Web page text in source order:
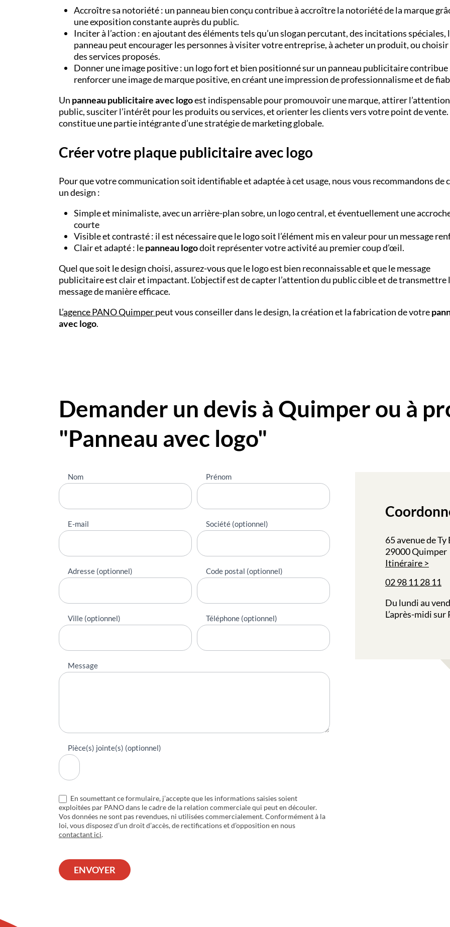
Accroître sa notoriété : un panneau bien conçu contribue à accroître la notoriété de la marque
une exposition constante auprès du public.
Inciter à l’action : en ajoutant des éléments tels qu’un slogan percutant, des incitations spéciales,
panneau peut encourager les personnes à visiter votre entreprise, à acheter un produit, ou
des services proposés.
Donner une image positive : un logo fort et bien positionné sur un panneau publicitaire contribue
renforcer une image de marque positive, en créant une impression de professionnalisme et de
Un panneau publicitaire avec logoest indispensable pour promouvoir une marque, attirer
public, susciter l’intérêt pour les produits ou services, et orienter les clients vers votre point de
constitue une partie intégrante d’une stratégie de marketing globale.
Créer votre plaque publicitaire avec logo
Pour que votre communication soit identifiable et adaptée à cet usage, nous vous recommandons de
un design :
Simple et minimaliste, avec un arrière-plan sobre, un logo central, et éventuellement une
courte
Visible et contrasté : il est nécessaire que le logo soit l’élément mis en valeur pour un message
Clair et adapté : lepanneau logodoit représenter votre activité au premier coup d’œil.
Quel que soit le design choisi, assurez-vous que le logo est bien reconnaissable et que le message
publicitaire est clair et impactant. L’objectif est de capter l’attention du public cible et de transmettre
message de manière efficace.
L’agence PANOQuimperpeut vous conseiller dans le design, la création et la fabrication de votre
avec logo.
Demander un devis à Quimper ou à
"Panneau avec logo"
Nous
contacter
Nom Prénom
E-mail Société (optionnel)
Adresse (optionnel) Code postal (optionnel)
Ville (optionnel) Téléphone (optionnel)
Message
Pièce(s) jointe(s) (optionnel)
En soumettant ce formulaire, j’accepte que les informations saisies soient
exploitées par PANO dans le cadre de la relation commerciale qui peut en découler.
Vos données ne sont pas revendues, ni utilisées commercialement. Conformément à la
loi, vous disposez d’un droit d’accès, de rectifications et d’opposition en nous
contactant ici.
ENVOYER
65 avenue de Ty
29000 Quimper
Itinéraire
02 98 11 28 11
Du lundi au
L’après-midi